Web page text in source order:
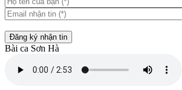
Đăng ký nhận tin
Bài ca Sơn Hà